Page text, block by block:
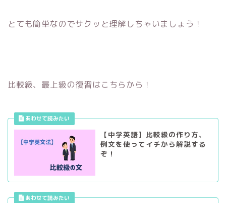
とても簡単なのでサクッと理解しちゃいましょう！
比較級、最上級の復習はこちらから！
【中学英語】比較級の作り方、
例文を使ってイチから解説する
ぞ！